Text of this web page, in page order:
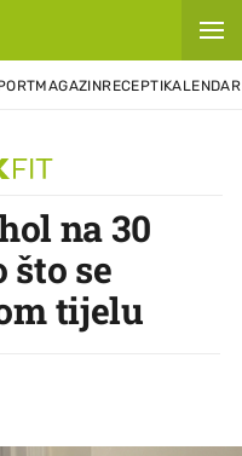
MAGAZINRECEPTIKALENDAR
na 30
što se
tijelu